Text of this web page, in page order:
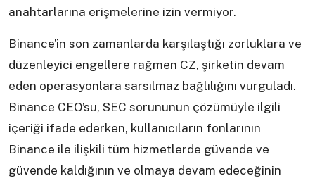
anahtarlarına erişmelerine izin vermiyor.
Binance’in son zamanlarda karşılaştığı zorluklara ve
düzenleyici engellere rağmen CZ, şirketin devam
eden operasyonlara sarsılmaz bağlılığını vurguladı.
Binance CEO’su, SEC sorununun çözümüyle ilgili
içeriği ifade ederken, kullanıcıların fonlarının
Binance ile ilişkili tüm hizmetlerde güvende ve
güvende kaldığının ve olmaya devam edeceğinin